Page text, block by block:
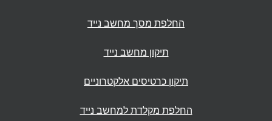
החלפת מסך מחשב נייד
תיקון מחשב נייד
תיקון כרטיסים אלקטרוניים
החלפת מקלדת למחשב נייד